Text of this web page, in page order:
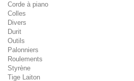
Corde à piano
Colles
Divers
Durit
Outils
Palonniers
Roulements
Styrène
Tige Laiton